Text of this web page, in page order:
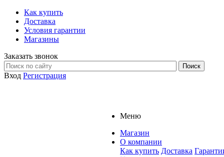
Как купить
Доставка
Условия гарантии
Магазины
Заказать звонок
Вход Регистрация
Меню
Магазин
О компании
Как купить Доставка